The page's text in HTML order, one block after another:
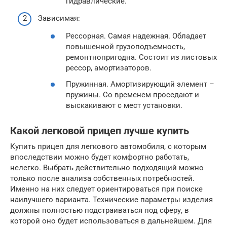
Зависимая:
Рессорная. Самая надежная. Обладает
повышенной грузоподъемность,
ремонтнопригодна. Состоит из листовых
рессор, амортизаторов.
Пружинная. Амортизирующий элемент –
пружины. Со временем проседают и
выскакивают с мест установки.
Какой легковой прицеп лучше купить
Купить прицеп для легкового автомобиля, с которым
впоследствии можно будет комфортно работать,
нелегко. Выбрать действительно подходящий можно
только после анализа собственных потребностей.
Именно на них следует ориентироваться при поиске
наилучшего варианта. Технические параметры изделия
должны полностью подстраиваться под сферу, в
которой оно будет использоваться в дальнейшем. Для